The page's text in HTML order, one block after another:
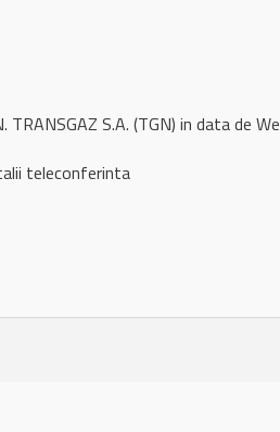
S.A. (TGN) in data de
teleconferinta